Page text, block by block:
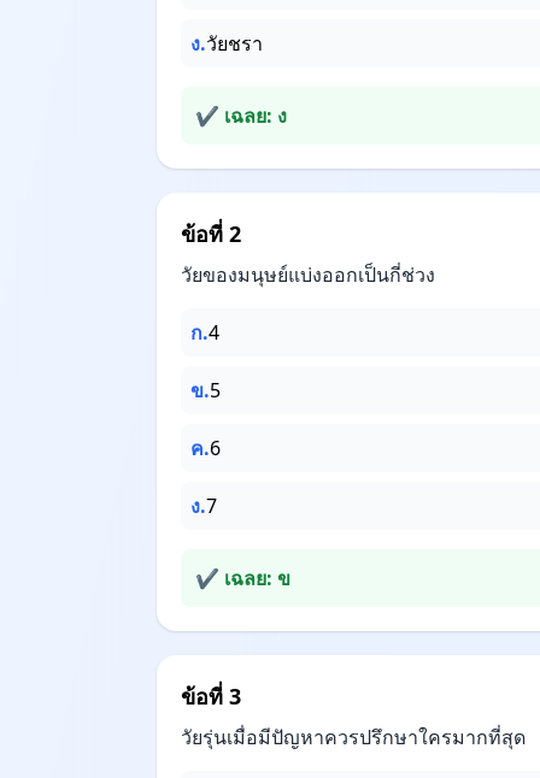
ง.วัยชรา
✔ เฉลย: ง
ข้อที่ 2
วัยของมนุษย์แบ่งออกเป็นกี่ช่วง
ก.4
ข.5
ค.6
ง.7
✔ เฉลย: ข
ข้อที่ 3
วัยรุ่นเมื่อมีปัญหาควรปรึกษาใครมากที่สุด